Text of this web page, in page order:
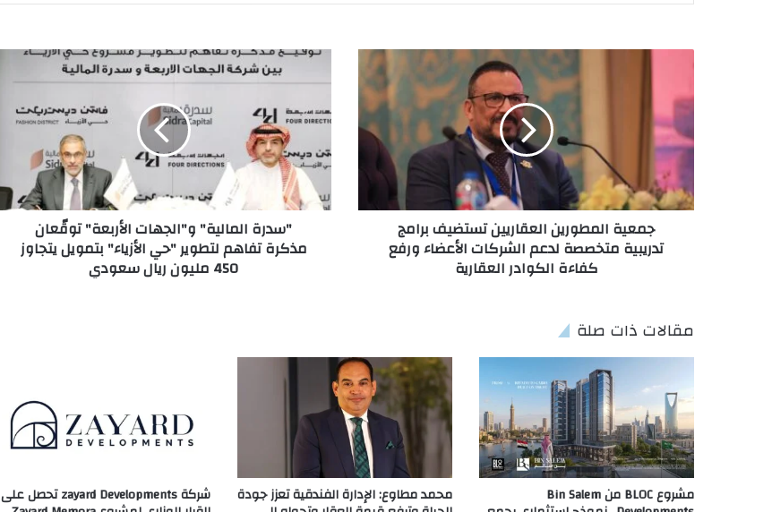
جمعية المطورين العقاريين تستضيف برامج
تدريبية متخصصة لدعم الشركات الأعضاء ورفع
كفاءة الكوادر العقارية
"سدرة المالية" و"الجهات الأربعة" توقّعان
مذكرة تفاهم لتطوير "حي الأزياء" بتمويل يتجاوز
450 مليون ريال سعودي
مقالات ذات صلة
مشروع BLOC من Bin Salem محمد مطاوع: الإدارة الفندقية تعزز جودة شركة zayard Developments تحصل على